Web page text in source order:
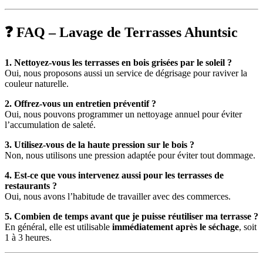
❓ FAQ – Lavage de Terrasses Ahuntsic
1. Nettoyez-vous les terrasses en bois grisées par le soleil ?
Oui, nous proposons aussi un service de dégrisage pour raviver la
couleur naturelle.
2. Offrez-vous un entretien préventif ?
Oui, nous pouvons programmer un nettoyage annuel pour éviter
l’accumulation de saleté.
3. Utilisez-vous de la haute pression sur le bois ?
Non, nous utilisons une pression adaptée pour éviter tout dommage.
4. Est-ce que vous intervenez aussi pour les terrasses de
restaurants ?
Oui, nous avons l’habitude de travailler avec des commerces.
5. Combien de temps avant que je puisse réutiliser ma terrasse ?
En général, elle est utilisable immédiatement après le séchage, soit
1 à 3 heures.